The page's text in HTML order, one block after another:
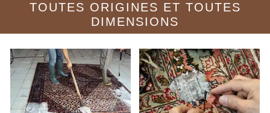
TOUTES ORIGINES ET TOUTES
DIMENSIONS